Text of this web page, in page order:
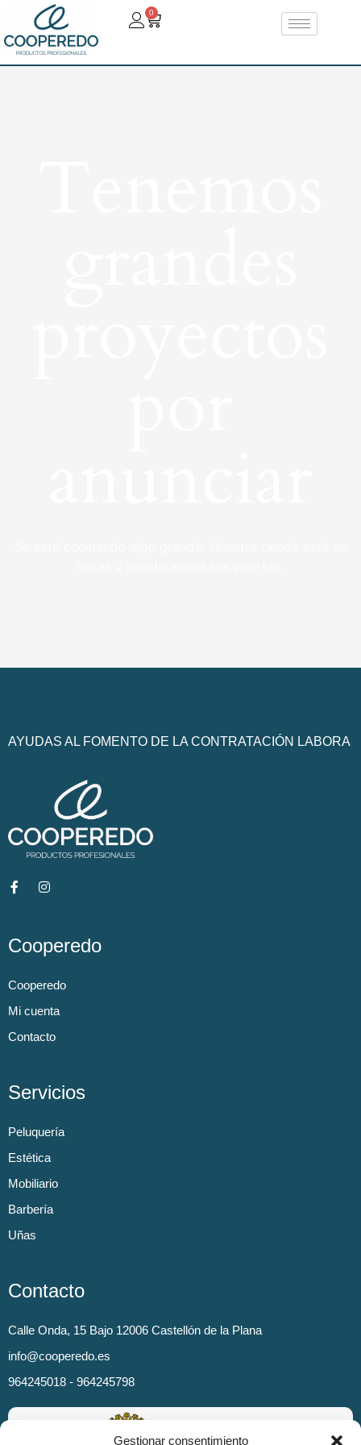
Gestionar consentimiento
0
AYUDAS AL FOMENTO DE LA CONTRATACIÓN LABORA
Cooperedo
Cooperedo
Mi cuenta
Contacto
Servicios
Peluquería
Estética
Mobiliario
Barbería
Uñas
Contacto
Calle Onda, 15 Bajo 12006 Castellón de la Plana
info@cooperedo.es
964245018 - 964245798